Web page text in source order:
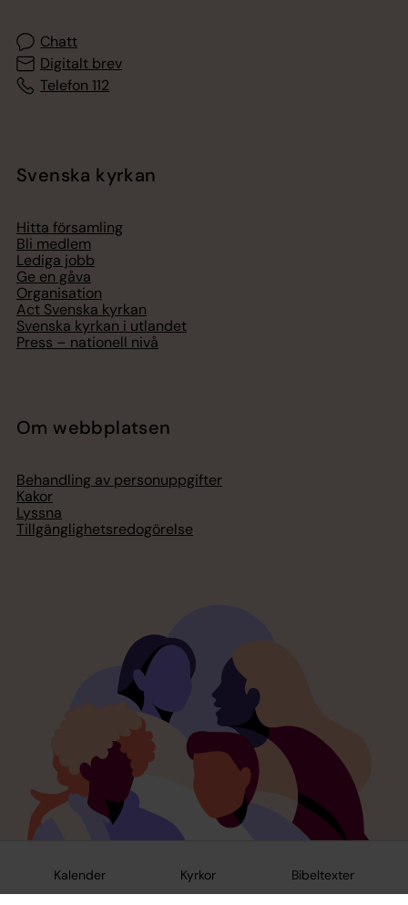
Kalender Kyrkor Bibeltexter
Chatt
Digitalt brev
Telefon 112
Svenska kyrkan
Hitta församling
Bli medlem
Lediga jobb
Ge en gåva
Organisation
Act Svenska kyrkan
Svenska kyrkan i utlandet
Press – nationell nivå
Om webbplatsen
Behandling av personuppgifter
Kakor
Lyssna
Tillgänglighetsredogörelse